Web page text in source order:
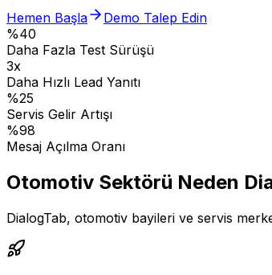
Hemen Başla
Demo Talep Edin
%40
Daha Fazla Test Sürüşü
3x
Daha Hızlı Lead Yanıtı
%25
Servis Gelir Artışı
%98
Mesaj Açılma Oranı
Otomotiv Sektörü Neden
DialogTab, otomotiv bayileri ve servis